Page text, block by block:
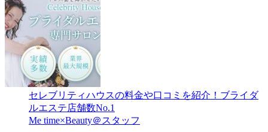
セレブリティハウスの料金や口コミを紹介！ブライダ
ルエステ店舗数No.1
Me time×Beauty＠スタッフ